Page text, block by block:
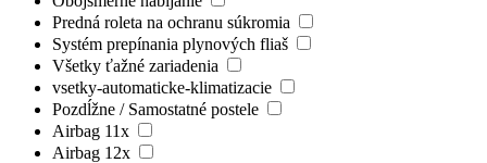
Predná roleta na ochranu súkromia
Systém prepínania plynových fliaš
Všetky ťažné zariadenia
vsetky-automaticke-klimatizacie
Pozdĺžne / Samostatné postele
Airbag 11x
Airbag 12x